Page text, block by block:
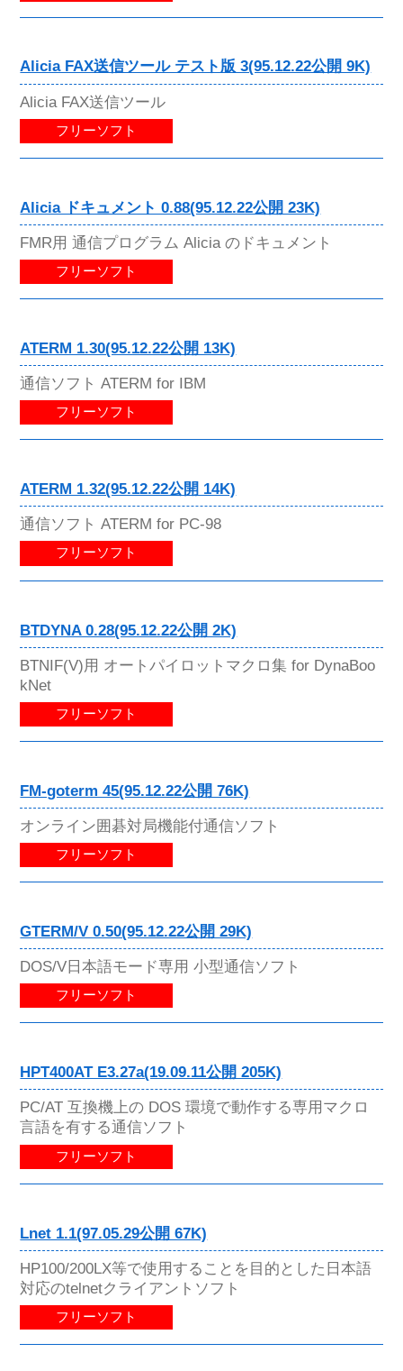
Alicia FAX送信ツール テスト版 3(95.12.22公開 9K)
Alicia FAX送信ツール
フリーソフト
Alicia ドキュメント 0.88(95.12.22公開 23K)
FMR用 通信プログラム Alicia のドキュメント
フリーソフト
ATERM 1.30(95.12.22公開 13K)
通信ソフト ATERM for IBM
フリーソフト
ATERM 1.32(95.12.22公開 14K)
通信ソフト ATERM for PC-98
フリーソフト
BTDYNA 0.28(95.12.22公開 2K)
BTNIF(V)用 オートパイロットマクロ集 for DynaBoo
kNet
フリーソフト
FM-goterm 45(95.12.22公開 76K)
オンライン囲碁対局機能付通信ソフト
フリーソフト
GTERM/V 0.50(95.12.22公開 29K)
DOS/V日本語モード専用 小型通信ソフト
フリーソフト
HPT400AT E3.27a(19.09.11公開 205K)
PC/AT 互換機上の DOS 環境で動作する専用マクロ
言語を有する通信ソフト
フリーソフト
Lnet 1.1(97.05.29公開 67K)
HP100/200LX等で使用することを目的とした日本語
対応のtelnetクライアントソフト
フリーソフト